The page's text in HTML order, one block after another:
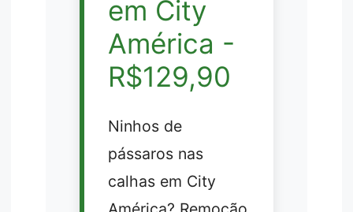
em City
América -
R$129,90
Ninhos de
pássaros nas
calhas em City